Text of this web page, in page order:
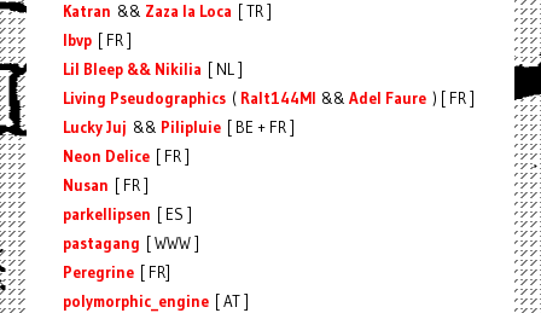
Katran && Zaza la Loca [ TR ]
lbvp[ FR ]
Lil Bleep && Nikilia [ NL ]
Living Pseudographics( Ralt144MI&& Adel Faure) [ FR ]
Lucky Juj && Pilipluie[ BE + FR ]
Neon Delice[ FR ]
Nusan [ FR ]
parkellipsen [ ES ]
pastagang [ WWW ]
Peregrine[ FR]
polymorphic_engine[ AT ]